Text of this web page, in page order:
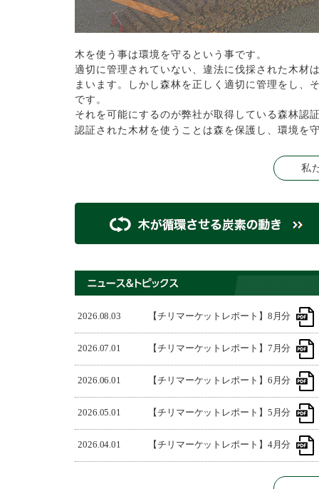
木を使う事は環境を守るという事です。
適切に管理されていない、違法に伐採された木材
まいます。しかし森林を正しく適切に管理をし、
です。
それを可能にするのが弊社が取得している森林認
認証された木材を使うことは森を保護し、環境を
私
2026.08.03 【チリマーケットレポート】8月分
2026.07.01 【チリマーケットレポート】7月分
2026.06.01 【チリマーケットレポート】6月分
2026.05.01 【チリマーケットレポート】5月分
2026.04.01 【チリマーケットレポート】4月分